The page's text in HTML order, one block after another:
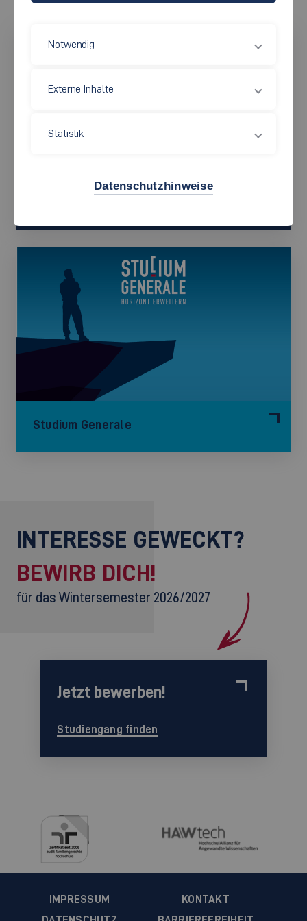
Studium Generale
INTERESSE GEWECKT?
BEWIRB DICH!
für das Wintersemester 2026/2027
Jetzt bewerben!
Studiengang finden
IMPRESSUM
KONTAKT
Notwendig
Externe Inhalte
Statistik
Datenschutzhinweise